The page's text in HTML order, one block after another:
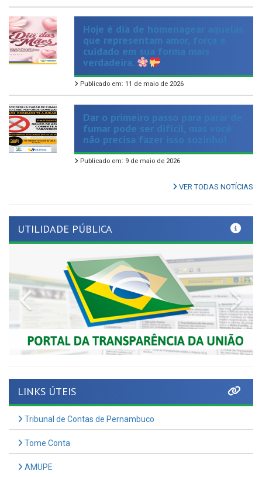
Hoje é dia de homenagear aquelas
que representam amor, força e
cuidado em sua forma mais
verdadeira.
Publicado em: 11 de maio de 2026
Dar o primeiro passo para parar de
fumar pode ser difícil, mas você
não precisa fazer isso sozinho!
Publicado em: 9 de maio de 2026
VER TODAS NOTÍCIAS
Previous
Tribunal de Contas de Pernambuco
Tome Conta
AMUPE
Governo de Pernambuco